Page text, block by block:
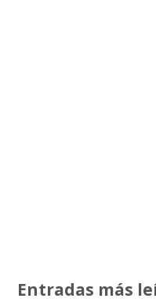
Entradas más